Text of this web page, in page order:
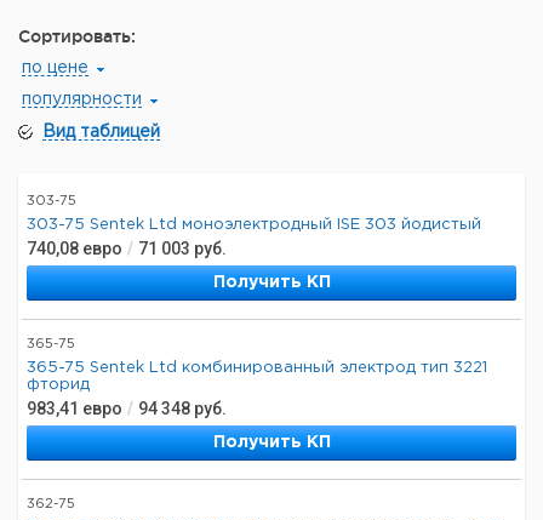
Сортировать:
по цене
популярности
Вид таблицей
303-75
303-75 Sentek Ltd моноэлектродный ISE 303 йодистый
740,08 евро / 71 003 руб.
Получить КП
365-75
365-75 Sentek Ltd комбинированный электрод тип 3221
фторид
983,41 евро / 94 348 руб.
Получить КП
362-75